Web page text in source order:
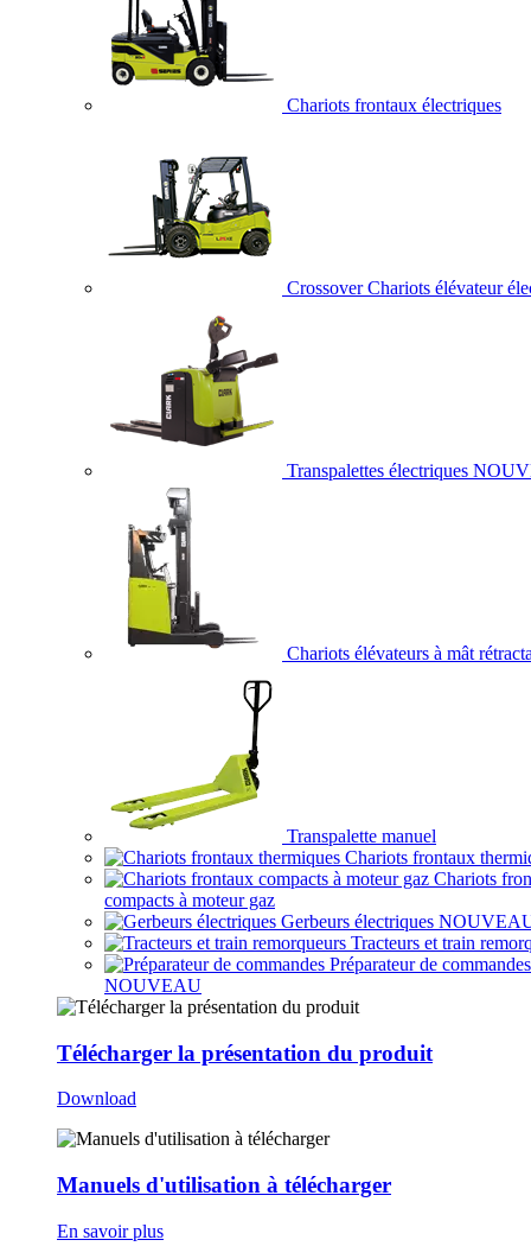
Chariots frontaux électriques
Crossover Chariots élévateur
Transpalettes électriques
Chariots élévateurs à mât
Transpalette manuel
Chariots frontaux
Chariots
compacts à moteur gaz
Gerbeurs électriques
Tracteurs et train
Préparateur de commandes
NOUVEAU
Télécharger la présentation du produit
Download
Manuels d'utilisation à télécharger
En savoir plus